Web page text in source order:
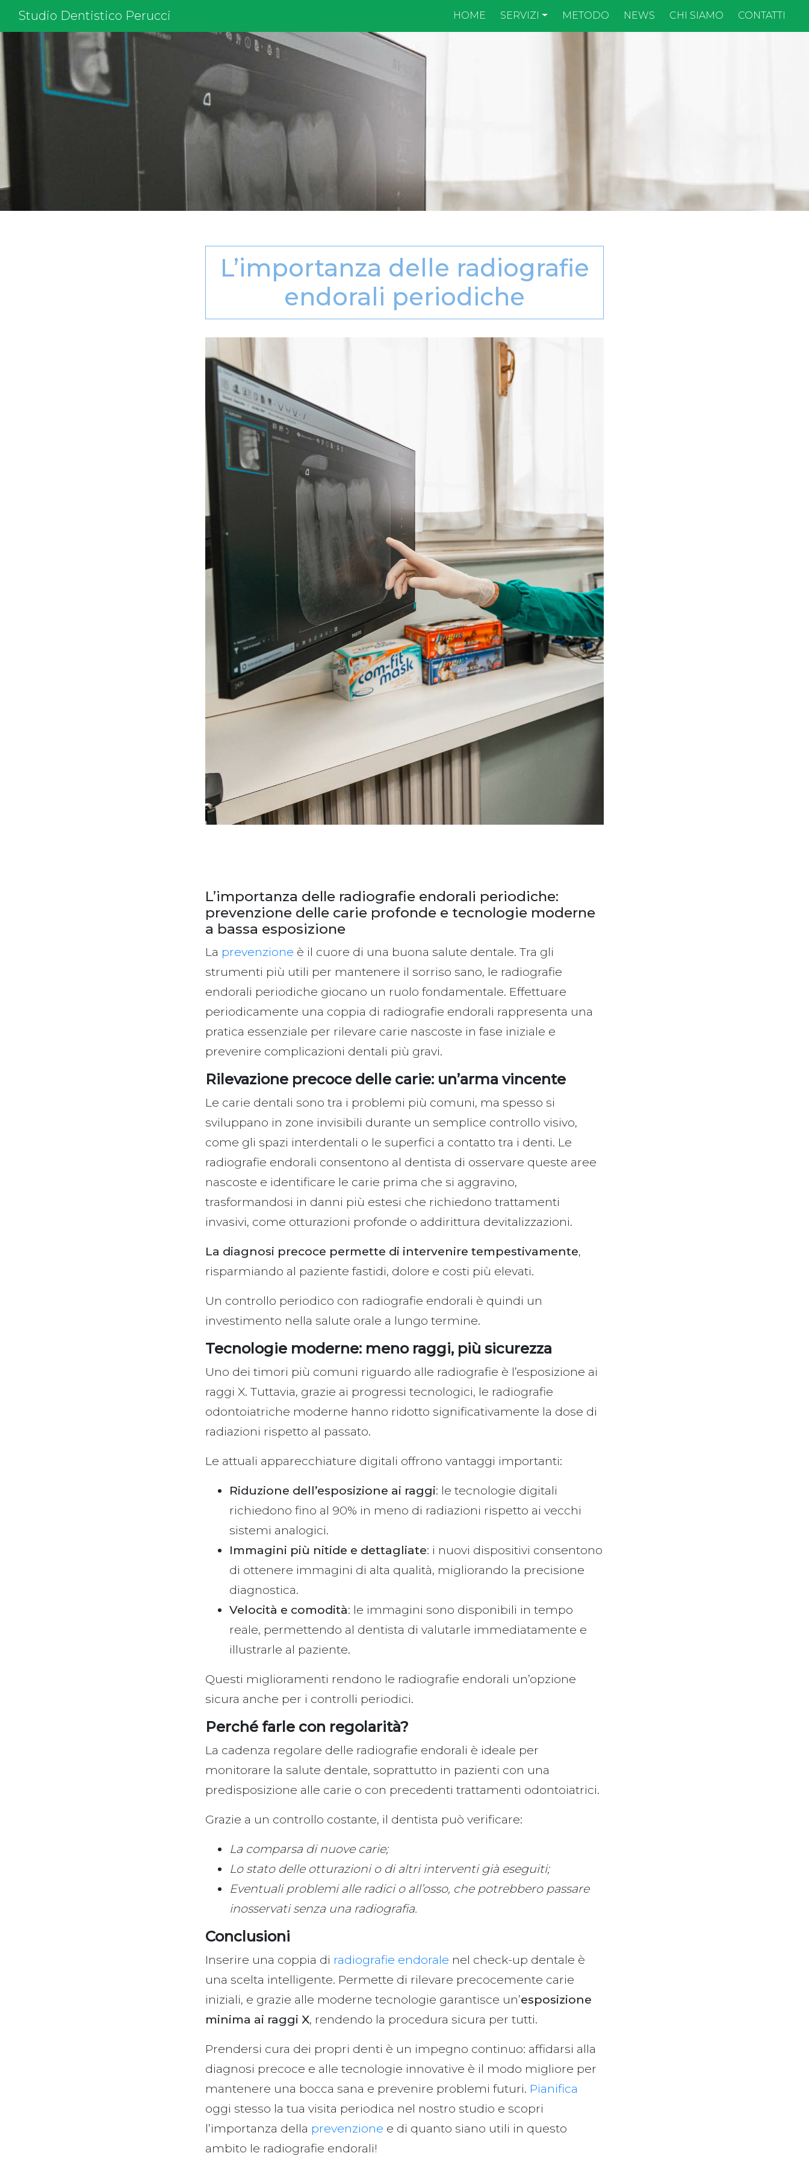
Studio Dentistico Perucci HOME SERVIZI METODO NEWS CHI SIAMO CONTATTI
L’importanza delle radiografie
endorali periodiche
L’importanza delle radiografie endorali periodiche:
prevenzione delle carie profonde e tecnologie moderne
a bassa esposizione
La prevenzione è il cuore di una buona salute dentale. Tra gli
strumenti più utili per mantenere il sorriso sano, le radiografie
endorali periodiche giocano un ruolo fondamentale. Effettuare
periodicamente una coppia di radiografie endorali rappresenta una
pratica essenziale per rilevare carie nascoste in fase iniziale e
prevenire complicazioni dentali più gravi.
Rilevazione precoce delle carie: un’arma vincente
Le carie dentali sono tra i problemi più comuni, ma spesso si
sviluppano in zone invisibili durante un semplice controllo visivo,
come gli spazi interdentali o le superfici a contatto tra i denti. Le
radiografie endorali consentono al dentista di osservare queste aree
nascoste e identificare le carie prima che si aggravino,
trasformandosi in danni più estesi che richiedono trattamenti
invasivi, come otturazioni profonde o addirittura devitalizzazioni.
La diagnosi precoce permette di intervenire tempestivamente,
risparmiando al paziente fastidi, dolore e costi più elevati.
Un controllo periodico con radiografie endorali è quindi un
investimento nella salute orale a lungo termine.
Tecnologie moderne: meno raggi, più sicurezza
Uno dei timori più comuni riguardo alle radiografie è l’esposizione ai
raggi X. Tuttavia, grazie ai progressi tecnologici, le radiografie
odontoiatriche moderne hanno ridotto significativamente la dose di
radiazioni rispetto al passato.
Le attuali apparecchiature digitali offrono vantaggi importanti:
Riduzione dell’esposizione ai raggi: le tecnologie digitali
richiedono fino al 90% in meno di radiazioni rispetto ai vecchi
sistemi analogici.
Immagini più nitide e dettagliate: i nuovi dispositivi consentono
di ottenere immagini di alta qualità, migliorando la precisione
diagnostica.
Velocità e comodità: le immagini sono disponibili in tempo
reale, permettendo al dentista di valutarle immediatamente e
illustrarle al paziente.
Questi miglioramenti rendono le radiografie endorali un’opzione
sicura anche per i controlli periodici.
Perché farle con regolarità?
La cadenza regolare delle radiografie endorali è ideale per
monitorare la salute dentale, soprattutto in pazienti con una
predisposizione alle carie o con precedenti trattamenti odontoiatrici.
Grazie a un controllo costante, il dentista può verificare:
La comparsa di nuove carie;
Lo stato delle otturazioni o di altri interventi già eseguiti;
Eventuali problemi alle radici o all’osso, che potrebbero passare
inosservati senza una radiografia.
Conclusioni
Inserire una coppia di radiografie endorale nel check-up dentale è
una scelta intelligente. Permette di rilevare precocemente carie
iniziali, e grazie alle moderne tecnologie garantisce un’esposizione
minima ai raggi X, rendendo la procedura sicura per tutti.
Prendersi cura dei propri denti è un impegno continuo: affidarsi alla
diagnosi precoce e alle tecnologie innovative è il modo migliore per
mantenere una bocca sana e prevenire problemi futuri. Pianifica
oggi stesso la tua visita periodica nel nostro studio e scopri
l’importanza della prevenzione e di quanto siano utili in questo
ambito le radiografie endorali!